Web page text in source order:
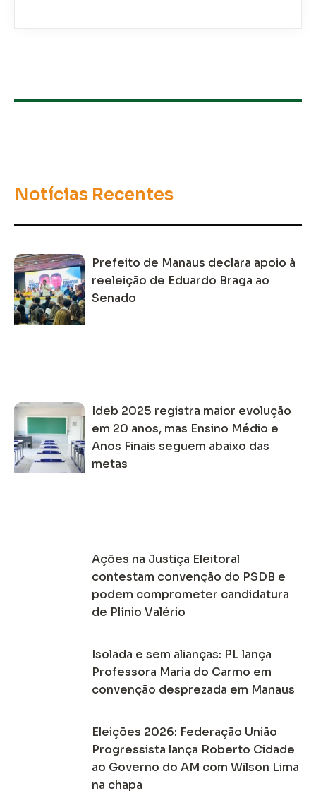
Notícias Recentes
Prefeito de Manaus declara apoio à
reeleição de Eduardo Braga ao
Senado
Ideb 2025 registra maior evolução
em 20 anos, mas Ensino Médio e
Anos Finais seguem abaixo das
metas
Ações na Justiça Eleitoral
contestam convenção do PSDB e
podem comprometer candidatura
de Plínio Valério
Isolada e sem alianças: PL lança
Professora Maria do Carmo em
convenção desprezada em Manaus
Eleições 2026: Federação União
Progressista lança Roberto Cidade
ao Governo do AM com Wilson Lima
na chapa